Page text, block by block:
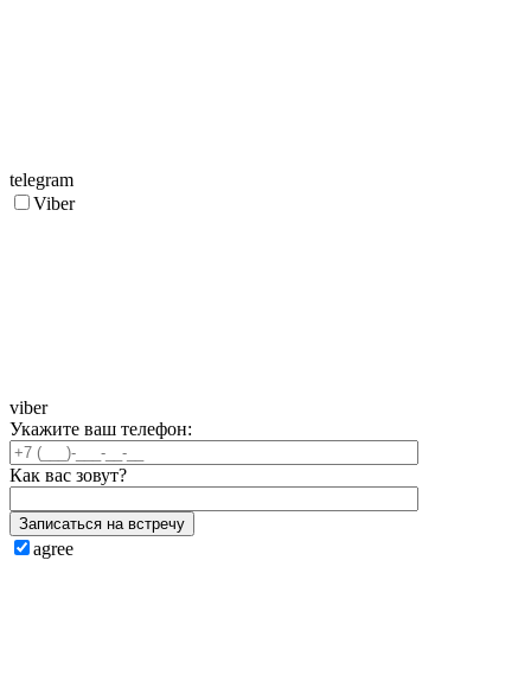
telegram
Viber
viber
Укажите ваш телефон:
Как вас зовут?
Записаться на встречу
agree